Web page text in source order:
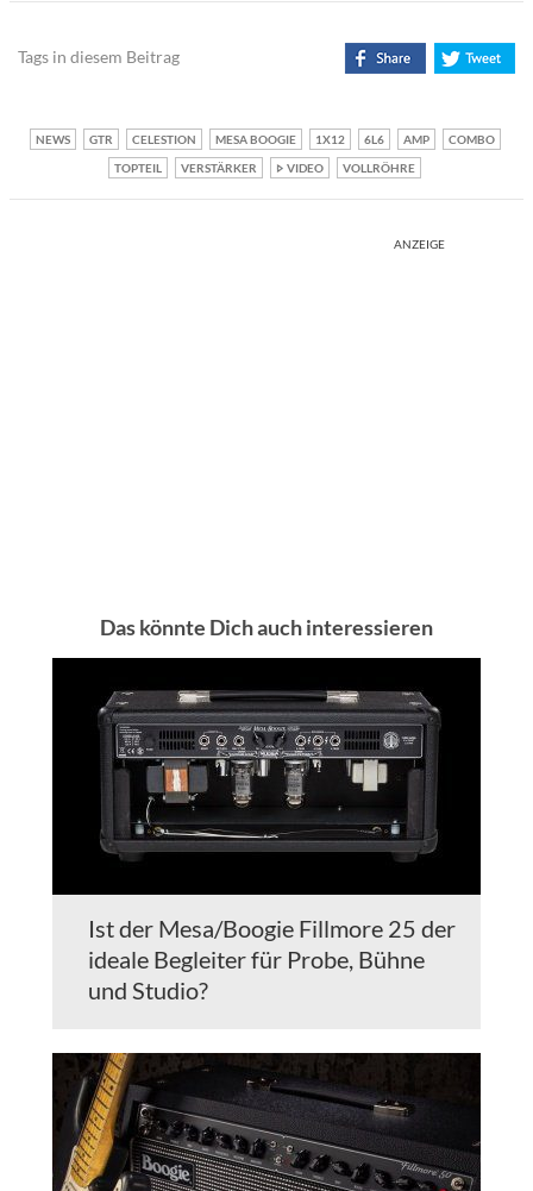
Tags in diesem Beitrag
NEWS GTR CELESTION MESA BOOGIE 1X12 6L6 AMP
COMBO
TOPTEIL
VERSTÄRKER VIDEO VOLLRÖHRE
ANZEIGE
Das könnte Dich auch interessieren
Ist der Mesa/Boogie Fillmore 25 der
ideale Begleiter für Probe, Bühne
und Studio?